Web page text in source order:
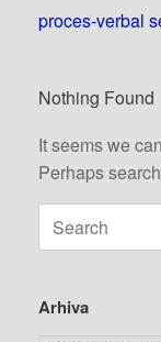
proces-verbal
Nothing Found
It seems we
Perhaps
Arhiva